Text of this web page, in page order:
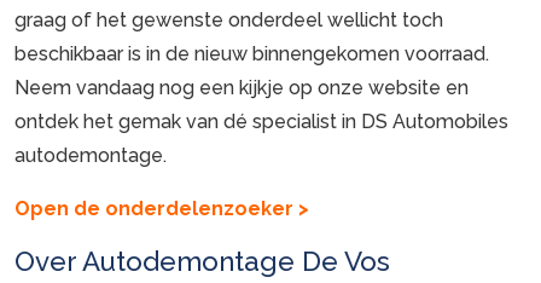
graag of het gewenste onderdeel wellicht toch
beschikbaar is in de nieuw binnengekomen voorraad.
Neem vandaag nog een kijkje op onze website en
ontdek het gemak van dé specialist in DS Automobiles
autodemontage.
Open de onderdelenzoeker >
Over Autodemontage De Vos